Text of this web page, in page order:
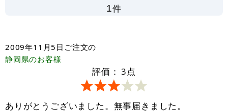
1件
2009年11月5日 ご注文の
静岡県のお客様
評価： 3点
ありがとうございました。無事届きました。